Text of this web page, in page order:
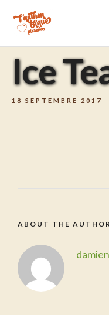
Ice
18 SEPTEMBRE 2017
ABOUT THE
damien